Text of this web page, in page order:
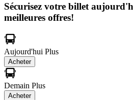
Sécurisez votre billet
meilleures offres!
Aujourd'hui Plus
Acheter
Demain Plus
Acheter